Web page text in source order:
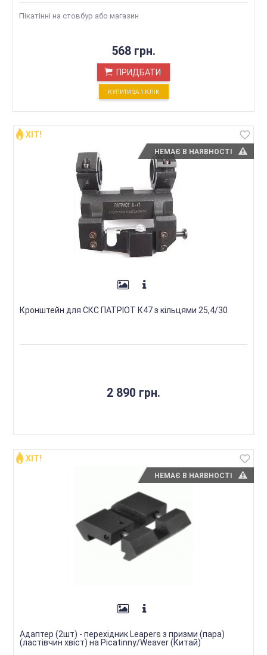
Пікатінні на стовбур або магазин
568 грн.
ПРИДБАТИ
КУПИТИ ЗА 1 КЛIК
НЕМАЄ В НАЯВНОСТІ
ХІТ!
Кронштейн для СКС ПАТРІОТ К47 з кільцями 25,4/30
2 890 грн.
НЕМАЄ В НАЯВНОСТІ
ХІТ!
Адаптер (2шт) - перехідник Leapers з призми (пара)
(ластівчин хвіст) на Picatinny/Weaver (Китай)